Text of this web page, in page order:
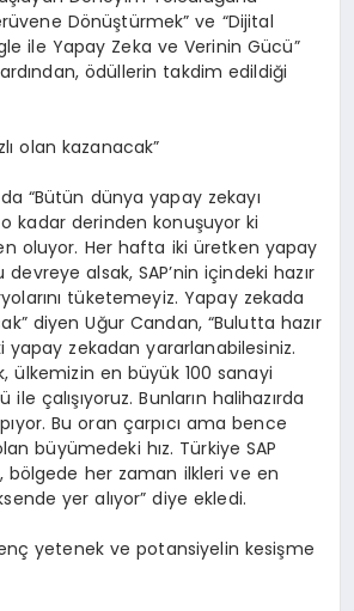
Dönüştürmek” ve “Dijital
ile Yapay Zeka ve Verinin Gücü”
ardından, ödüllerin takdim edildiği
olan kazanacak”
“Bütün dünya yapay zekayı
kadar derinden konuşuyor ki
oluyor. Her hafta iki üretken yapay
alsak, SAP’nin içindeki hazır
tüketemeyiz. Yapay zekada
diyen Uğur Candan, “Bulutta hazır
yapay zekadan yararlanabilesiniz.
ülkemizin en büyük 100 sanayi
ile çalışıyoruz. Bunların halihazırda
Bu oran çarpıcı ama bence
büyümedeki hız. Türkiye SAP
bölgede her zaman ilkleri ve en
yer alıyor” diye ekledi.
yetenek ve potansiyelin kesişme